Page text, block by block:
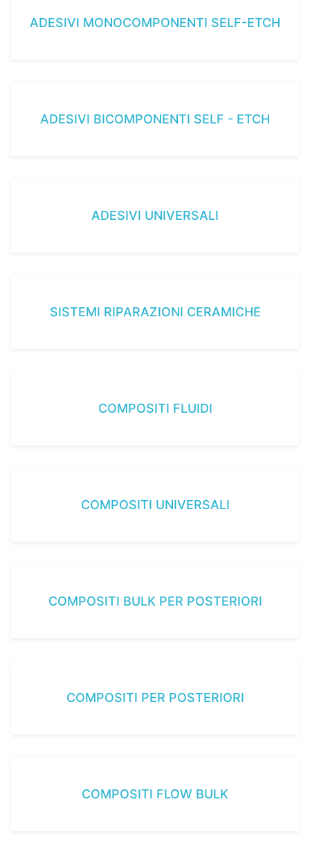
ADESIVI MONOCOMPONENTI SELF-ETCH
ADESIVI BICOMPONENTI SELF - ETCH
ADESIVI UNIVERSALI
SISTEMI RIPARAZIONI CERAMICHE
COMPOSITI FLUIDI
COMPOSITI UNIVERSALI
COMPOSITI BULK PER POSTERIORI
COMPOSITI PER POSTERIORI
COMPOSITI FLOW BULK